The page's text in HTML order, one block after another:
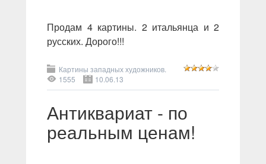
Продам 4 картины. 2 итальянца и 2
русских. Дорого!!!
Картины западных художников.
1555
10.06.13
Антиквариат - по
реальным ценам!